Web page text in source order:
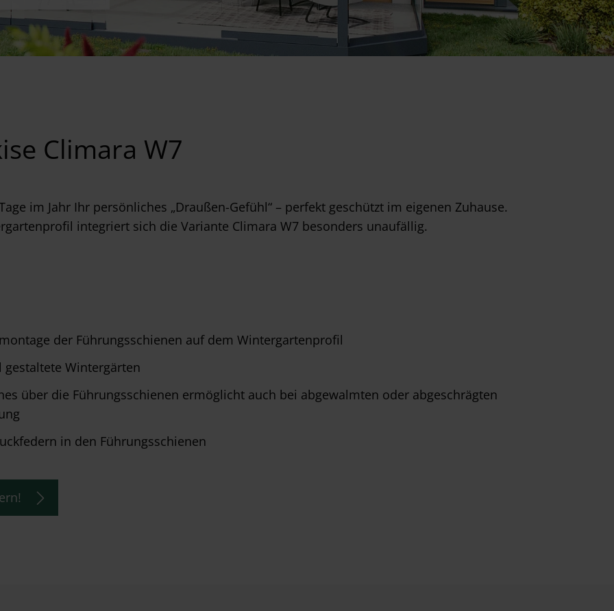
Climara W7
im Jahr Ihr persönliches „Draußen-Gefühl“ – perfekt geschützt im eigenen Zuhause.
integriert sich die Variante Climara W7 besonders unaufällig.
der Führungsschienen auf dem Wintergartenprofil
Wintergärten
über die Führungsschienen ermöglicht auch bei abgewalmten oder abgeschrägten
in den Führungsschienen